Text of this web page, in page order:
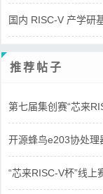
国内 RISC-V 产学研
推荐帖子
第七届集创赛“芯来
开源蜂鸟e203协处理
“芯来RISC-V杯”线上